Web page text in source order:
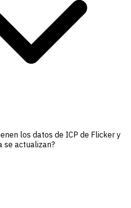
los datos de ICP de Flicker y
se actualizan?